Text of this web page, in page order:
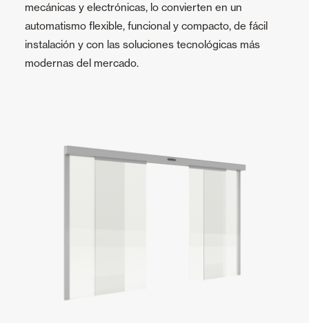
mecánicas y electrónicas, lo convierten en un
automatismo flexible, funcional y compacto, de fácil
instalación y con las soluciones tecnológicas más
modernas del mercado.